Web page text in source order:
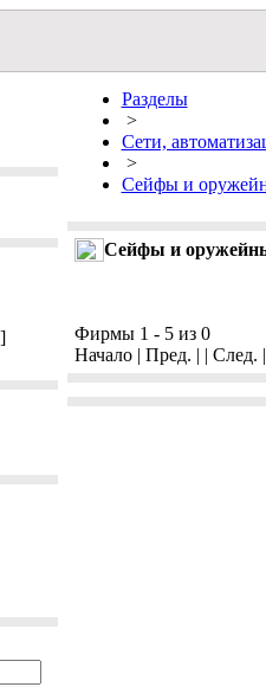
Разделы
>
Сети,
>
Сейфы и
Сейфы и
Фирмы 1 - 5 из 0
Начало | Пред. | | След.